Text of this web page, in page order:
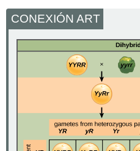
CONEXIÓN ART